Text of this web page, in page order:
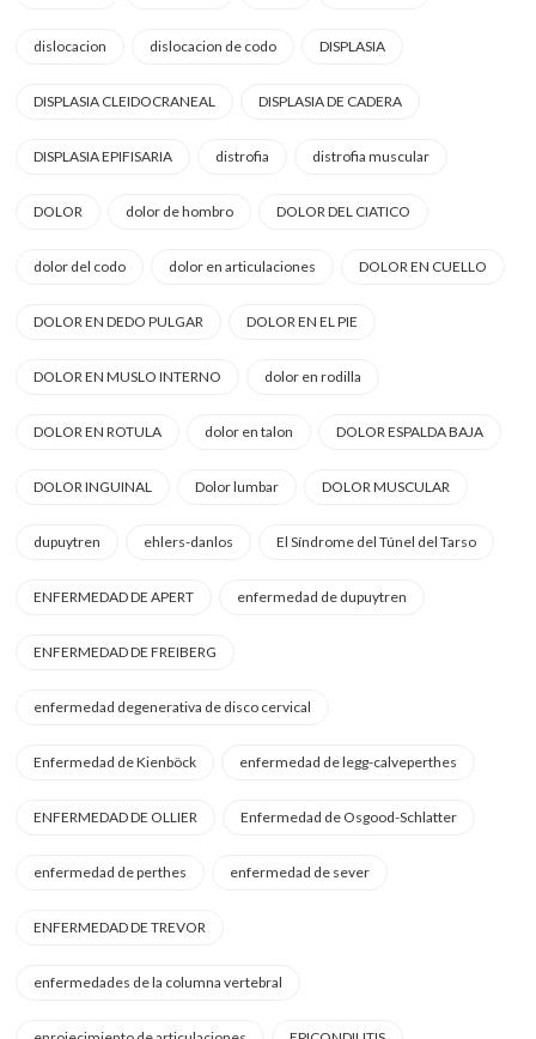
dislocacion dislocacion de codo DISPLASIA
DISPLASIA CLEIDOCRANEAL DISPLASIA DE CADERA
DISPLASIA EPIFISARIA distrofia distrofia muscular
DOLOR dolor de hombro DOLOR DEL CIATICO
dolor del codo dolor en articulaciones DOLOR EN CUELLO
DOLOR EN DEDO PULGAR DOLOR EN EL PIE
DOLOR EN MUSLO INTERNO dolor en rodilla
DOLOR EN ROTULA dolor en talon DOLOR ESPALDA BAJA
DOLOR INGUINAL Dolor lumbar DOLOR MUSCULAR
dupuytren ehlers-danlos El Síndrome del Túnel del Tarso
ENFERMEDAD DE APERT enfermedad de dupuytren
ENFERMEDAD DE FREIBERG
enfermedad degenerativa de disco cervical
Enfermedad de Kienböck enfermedad de legg-calveperthes
ENFERMEDAD DE OLLIER Enfermedad de Osgood-Schlatter
enfermedad de perthes enfermedad de sever
ENFERMEDAD DE TREVOR
enfermedades de la columna vertebral